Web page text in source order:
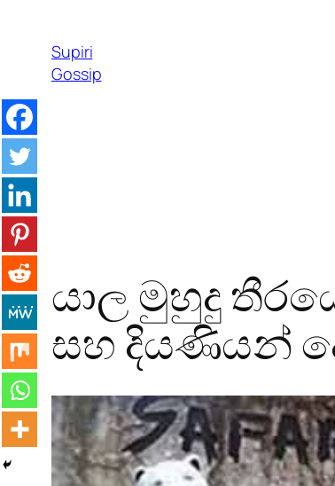
contentSupiri
Gossip
යාල මුහුදු
සහ දියණියන්